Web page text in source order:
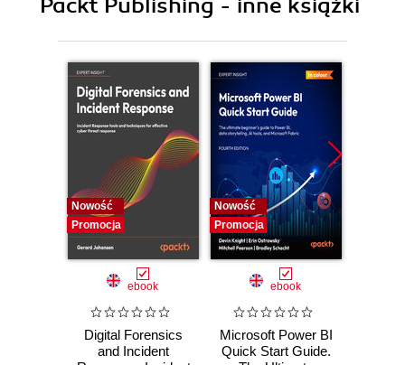
Packt Publishing - inne książki
Nowość
Promocja
ebook
Digital Forensics
and Incident
Nowość
Promocja
ebook
Microsoft Power BI
Quick Start Guide.